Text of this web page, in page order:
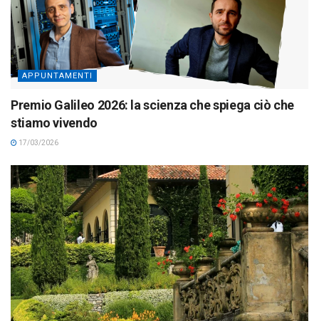
APPUNTAMENTI
Premio Galileo 2026: la scienza che spiega ciò che
stiamo vivendo
17/03/2026